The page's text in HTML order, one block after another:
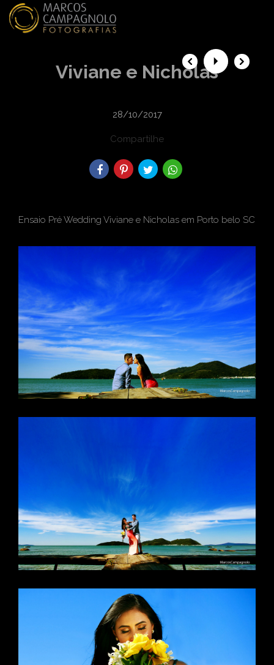
Viviane e Nicholas
28/10/2017
Compartilhe
Ensaio Pré Wedding Viviane e Nicholas em Porto belo SC